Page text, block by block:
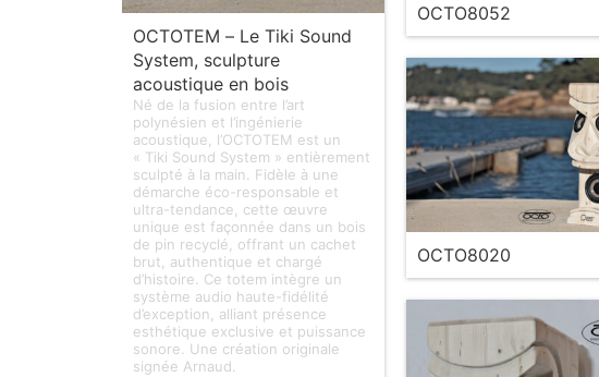
OCTO8052
OCTOTEM – Le Tiki Sound
System, sculpture
acoustique en bois
Né de la fusion entre l’art
polynésien et l’ingénierie
acoustique, l’OCTOTEM est un
« Tiki Sound System » entièrement
sculpté à la main. Fidèle à une
démarche éco-responsable et
ultra-tendance, cette œuvre
unique est façonnée dans un bois
de pin recyclé, offrant un cachet
brut, authentique et chargé
d’histoire. Ce totem intègre un
système audio haute-fidélité
d’exception, alliant présence
esthétique exclusive et puissance
sonore. Une création originale
signée Arnaud.
OCTO8020